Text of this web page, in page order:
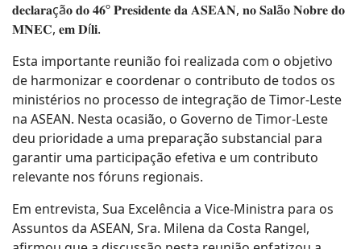
𝐝𝐞𝐜𝐥𝐚𝐫𝐚çã𝐨 𝐝𝐨 𝟒𝟔º 𝐏𝐫𝐞𝐬𝐢𝐝𝐞𝐧𝐭𝐞 𝐝𝐚 𝐀𝐒𝐄𝐀𝐍, 𝐧𝐨 𝐒𝐚𝐥ã𝐨 𝐍𝐨𝐛𝐫𝐞 𝐝𝐨
𝐌𝐍𝐄𝐂, 𝐞𝐦 𝐃í𝐥𝐢.
Esta importante reunião foi realizada com o objetivo
de harmonizar e coordenar o contributo de todos os
ministérios no processo de integração de Timor-Leste
na ASEAN. Nesta ocasião, o Governo de Timor-Leste
deu prioridade a uma preparação substancial para
garantir uma participação efetiva e um contributo
relevante nos fóruns regionais.
Em entrevista, Sua Excelência a Vice-Ministra para os
Assuntos da ASEAN, Sra. Milena da Costa Rangel,